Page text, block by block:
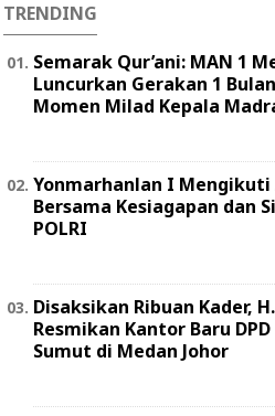
TRENDING
Semarak Qur’ani: MAN 1
Luncurkan Gerakan 1
Momen Milad Kepala
Yonmarhanlan I Mengikuti
Bersama Kesiagapan dan
POLRI
Disaksikan Ribuan Kader,
Resmikan Kantor Baru DPD
Sumut di Medan Johor